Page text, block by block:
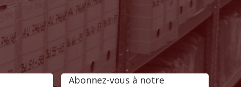
Abonnez-vous à notre